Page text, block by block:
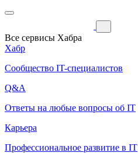
Все сервисы Хабра
Хабр
Сообщество IT-специалистов
Q&A
Ответы на любые вопросы об IT
Карьера
Профессиональное развитие в IT